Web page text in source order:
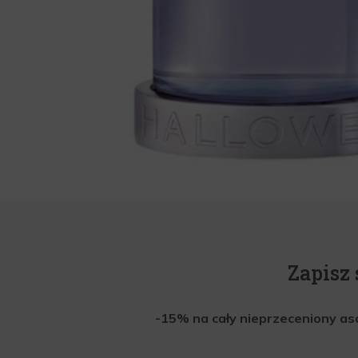
-15% na cały nieprzeceniony